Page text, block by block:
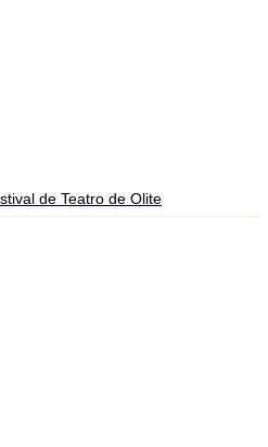
de Teatro de Olite